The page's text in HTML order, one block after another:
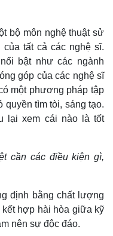
bộ môn nghệ thuật sử
tất cả các nghệ sĩ.
bật như các ngành
góp của các nghệ sĩ
một phương pháp tập
quyền tìm tòi, sáng tạo.
lại xem cái nào là tốt
cần các điều kiện gì,
định bằng chất lượng
kết hợp hài hòa giữa kỹ
nên sự độc đáo.